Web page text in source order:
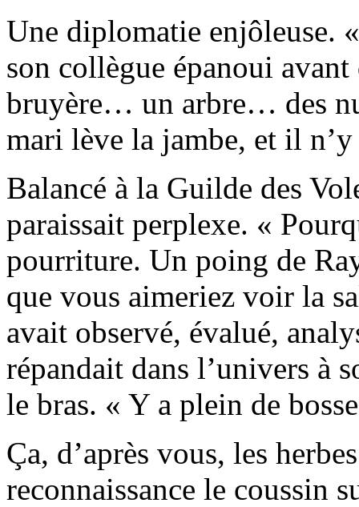
Une diplomatie enjôleuse.
son collègue épanoui
bruyère… un arbre… des
mari lève la jambe, et il
Balancé à la Guilde des
paraissait perplexe. «
pourriture. Un poing de
que vous aimeriez voir la
avait observé, évalué,
répandait dans l’univers à
le bras. « Y a plein de
Ça, d’après vous, les
reconnaissance le coussin